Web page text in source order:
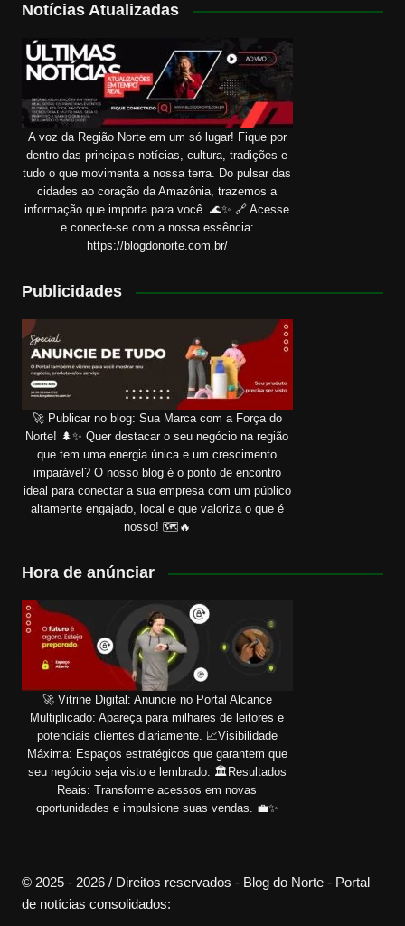
Notícias Atualizadas
A voz da Região Norte em um só lugar! Fique por
dentro das principais notícias, cultura, tradições e
tudo o que movimenta a nossa terra. Do pulsar das
cidades ao coração da Amazônia, trazemos a
informação que importa para você. 🌊✨ 🔗 Acesse
e conecte-se com a nossa essência:
https://blogdonorte.com.br/
Publicidades
🚀 Publicar no blog: Sua Marca com a Força do
Norte! 🌲✨ Quer destacar o seu negócio na região
que tem uma energia única e um crescimento
imparável? O nosso blog é o ponto de encontro
ideal para conectar a sua empresa com um público
altamente engajado, local e que valoriza o que é
nosso! 🗺️🔥
Hora de anúnciar
🚀 Vitrine Digital: Anuncie no Portal Alcance
Multiplicado: Apareça para milhares de leitores e
potenciais clientes diariamente. 📈Visibilidade
Máxima: Espaços estratégicos que garantem que
seu negócio seja visto e lembrado. 🏛️Resultados
Reais: Transforme acessos em novas
oportunidades e impulsione suas vendas. 💼✨
© 2025 - 2026 / Direitos reservados - Blog do Norte - Portal
de notícias consolidados: